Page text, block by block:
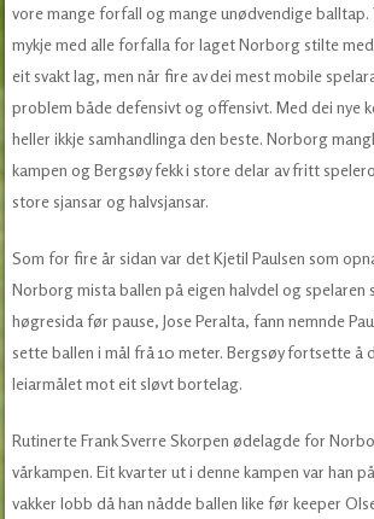
vore mange forfall og mange unødvendige balltap.
mykje med alle forfalla for laget Norborg stilte
eit svakt lag, men når fire av dei mest mobile
problem både defensivt og offensivt. Med dei nye
heller ikkje samhandlinga den beste. Norborg
kampen og Bergsøy fekk i store delar av fritt
store sjansar og halvsjansar.
Som for fire år sidan var det Kjetil Paulsen som
Norborg mista ballen på eigen halvdel og spelaren
høgresida før pause, Jose Peralta, fann nemnde
sette ballen i mål frå 10 meter. Bergsøy fortsette å
leiarmålet mot eit sløvt bortelag.
Rutinerte Frank Sverre Skorpen ødelagde for
vårkampen. Eit kvarter ut i denne kampen var han
vakker lobb då han nådde ballen like før keeper